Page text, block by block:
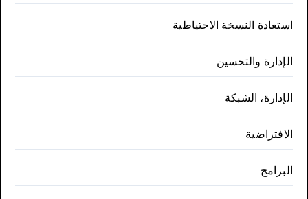
استعادة النسخة الاحتياطية
الإدارة والتحسين
الإدارة، الشبكة
الافتراضية
البرامج